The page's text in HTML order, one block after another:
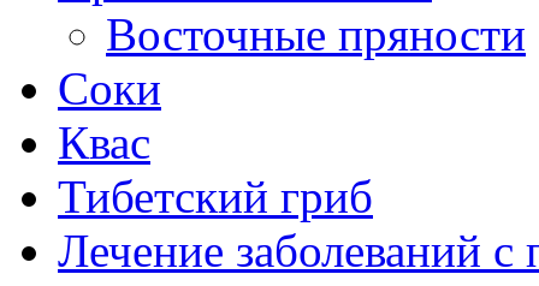
Восточные пряности
Соки
Квас
Тибетский гриб
Лечение заболеваний